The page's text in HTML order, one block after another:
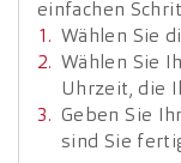
einfachen
Wählen Sie
Wählen Sie
Uhrzeit, die
Geben Sie
sind Sie